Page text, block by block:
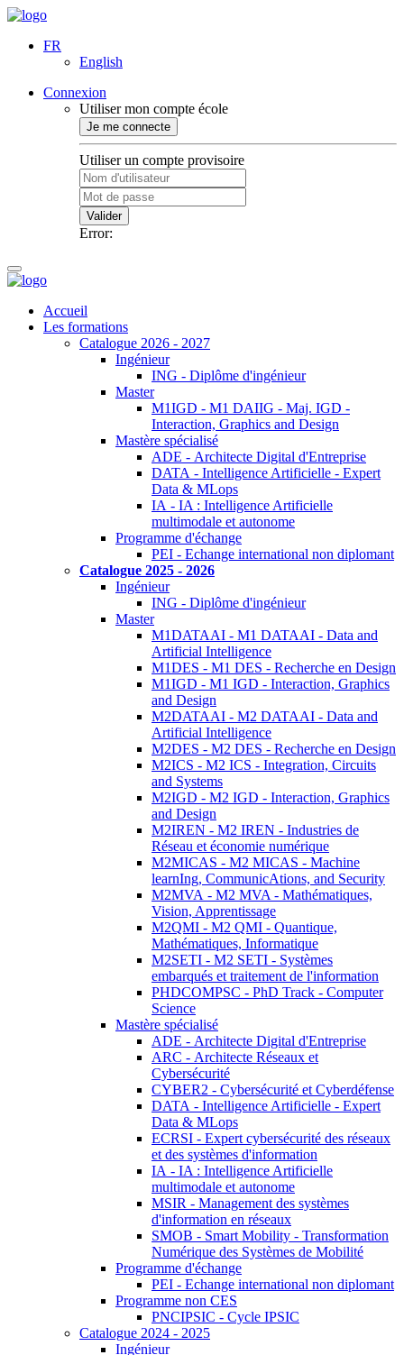
FR
English
Connexion
Utiliser mon compte école
Je me connecte
Utiliser un compte provisoire
Valider
Error:
Accueil
Les formations
Catalogue 2026 - 2027
Ingénieur
ING - Diplôme d'ingénieur
Master
M1IGD - M1 DAIIG - Maj. IGD -
Interaction, Graphics and Design
Mastère spécialisé
ADE - Architecte Digital d'Entreprise
DATA - Intelligence Artificielle - Expert
Data & MLops
IA - IA : Intelligence Artificielle
multimodale et autonome
Programme d'échange
PEI - Echange international non diplomant
Catalogue 2025 - 2026
Ingénieur
ING - Diplôme d'ingénieur
Master
M1DATAAI - M1 DATAAI - Data and
Artificial Intelligence
M1DES - M1 DES - Recherche en Design
M1IGD - M1 IGD - Interaction, Graphics
and Design
M2DATAAI - M2 DATAAI - Data and
Artificial Intelligence
M2DES - M2 DES - Recherche en Design
M2ICS - M2 ICS - Integration, Circuits
and Systems
M2IGD - M2 IGD - Interaction, Graphics
and Design
M2IREN - M2 IREN - Industries de
Réseau et économie numérique
M2MICAS - M2 MICAS - Machine
learnIng, CommunicAtions, and Security
M2MVA - M2 MVA - Mathématiques,
Vision, Apprentissage
M2QMI - M2 QMI - Quantique,
Mathématiques, Informatique
M2SETI - M2 SETI - Systèmes
embarqués et traitement de l'information
PHDCOMPSC - PhD Track - Computer
Science
Mastère spécialisé
ADE - Architecte Digital d'Entreprise
ARC - Architecte Réseaux et
Cybersécurité
CYBER2 - Cybersécurité et Cyberdéfense
DATA - Intelligence Artificielle - Expert
Data & MLops
ECRSI - Expert cybersécurité des réseaux
et des systèmes d'information
IA - IA : Intelligence Artificielle
multimodale et autonome
MSIR - Management des systèmes
d'information en réseaux
SMOB - Smart Mobility - Transformation
Numérique des Systèmes de Mobilité
Programme d'échange
PEI - Echange international non diplomant
Programme non CES
PNCIPSIC - Cycle IPSIC
Catalogue 2024 - 2025
Ingénieur